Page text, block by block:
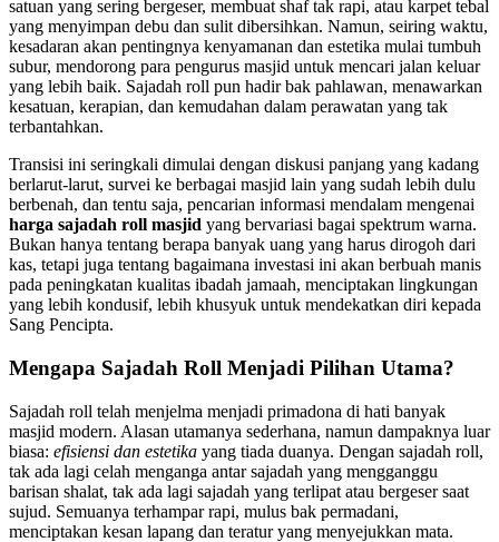
satuan yang sering bergeser, membuat shaf tak rapi, atau karpet tebal
yang menyimpan debu dan sulit dibersihkan. Namun, seiring waktu,
kesadaran akan pentingnya kenyamanan dan estetika mulai tumbuh
subur, mendorong para pengurus masjid untuk mencari jalan keluar
yang lebih baik. Sajadah roll pun hadir bak pahlawan, menawarkan
kesatuan, kerapian, dan kemudahan dalam perawatan yang tak
terbantahkan.
Transisi ini seringkali dimulai dengan diskusi panjang yang kadang
berlarut-larut, survei ke berbagai masjid lain yang sudah lebih dulu
berbenah, dan tentu saja, pencarian informasi mendalam mengenai
harga sajadah roll masjid yang bervariasi bagai spektrum warna.
Bukan hanya tentang berapa banyak uang yang harus dirogoh dari
kas, tetapi juga tentang bagaimana investasi ini akan berbuah manis
pada peningkatan kualitas ibadah jamaah, menciptakan lingkungan
yang lebih kondusif, lebih khusyuk untuk mendekatkan diri kepada
Sang Pencipta.
Mengapa Sajadah Roll Menjadi Pilihan Utama?
Sajadah roll telah menjelma menjadi primadona di hati banyak
masjid modern. Alasan utamanya sederhana, namun dampaknya luar
biasa: efisiensi dan estetika yang tiada duanya. Dengan sajadah roll,
tak ada lagi celah menganga antar sajadah yang mengganggu
barisan shalat, tak ada lagi sajadah yang terlipat atau bergeser saat
sujud. Semuanya terhampar rapi, mulus bak permadani,
menciptakan kesan lapang dan teratur yang menyejukkan mata.